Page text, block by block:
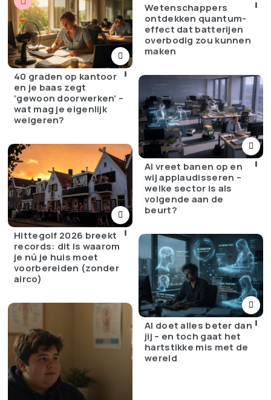
Wetenschappers
ontdekken quantum-
effect dat batterijen
overbodig zou kunnen
maken
40 graden op kantoor
en je baas zegt
‘gewoon doorwerken’ –
wat mag je eigenlijk
weigeren?
AI vreet banen op en
wij applaudisseren –
welke sector is als
volgende aan de
beurt?
Hittegolf 2026 breekt
records: dit is waarom
je nú je huis moet
voorbereiden (zonder
airco)
AI doet alles beter dan
jij – en toch gaat het
hartstikke mis met de
wereld